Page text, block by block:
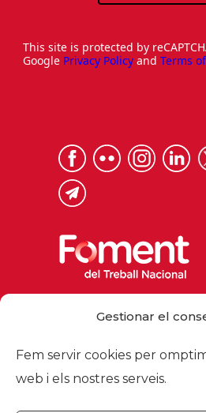
Gestionar el
Fem servir cookies per
web i els nostres serveis.
This site is protected by
Google Privacy Policy and Terms
foment@foment.com